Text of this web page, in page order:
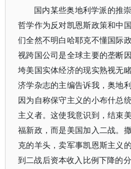
国内某些奥地利学派的推
哲学作为反对凯恩斯政策和中
们全然不明白哈耶克不懂国际
视跨国公司是全球主要的垄断
垮美国实体经济的现实熟视无
济学杂志的主编告诉我，奥地
因为自称保守主义的小布什总
主义者。这使我意识到，结束
福新政，而是美国加入二战。
克的羊头，卖军事凯恩斯主义
到二战后资本收入比例下降的